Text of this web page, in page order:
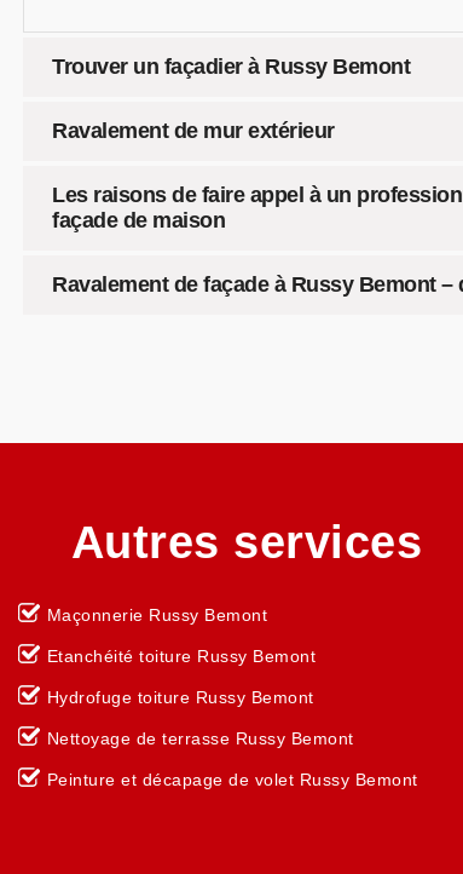
Trouver un façadier à Russy Bemont
Ravalement de mur extérieur
Les raisons de faire appel à un
façade de maison
Ravalement de façade à Russy Bemont
Autres services
Maçonnerie Russy Bemont
Etanchéité toiture Russy Bemont
Hydrofuge toiture Russy Bemont
Nettoyage de terrasse Russy Bemont
Peinture et décapage de volet Russy Bemont